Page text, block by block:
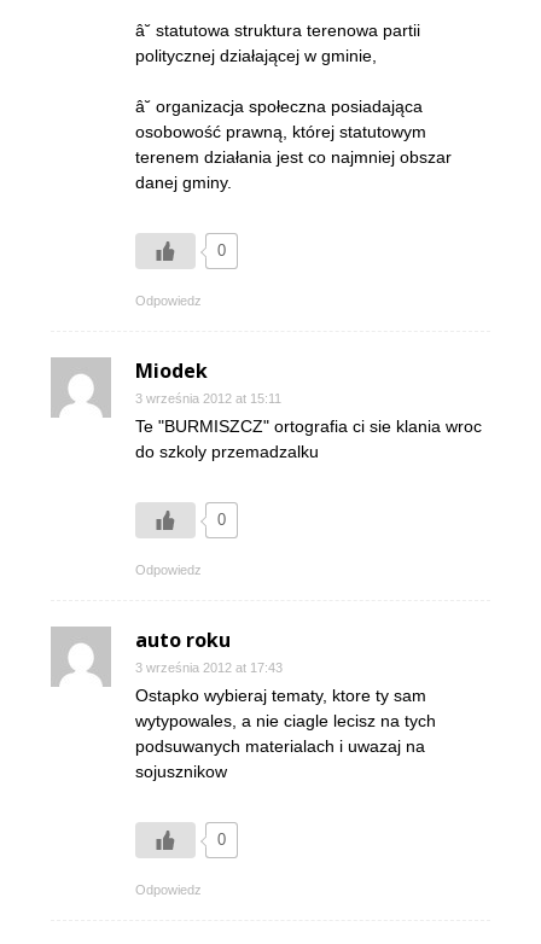
â˘ statutowa struktura terenowa partii
politycznej działającej w gminie,
â˘ organizacja społeczna posiadająca
osobowość prawną, której statutowym
terenem działania jest co najmniej obszar
danej gminy.
0
Odpowiedz
Miodek
3 września 2012 at 15:11
Te "BURMISZCZ" ortografia ci sie klania wroc
do szkoly przemadzalku
0
Odpowiedz
auto roku
3 września 2012 at 17:43
Ostapko wybieraj tematy, ktore ty sam
wytypowales, a nie ciagle lecisz na tych
podsuwanych materialach i uwazaj na
sojusznikow
0
Odpowiedz